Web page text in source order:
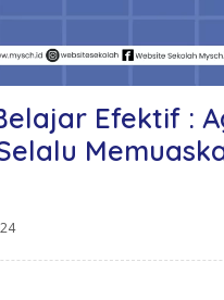
Efektif :